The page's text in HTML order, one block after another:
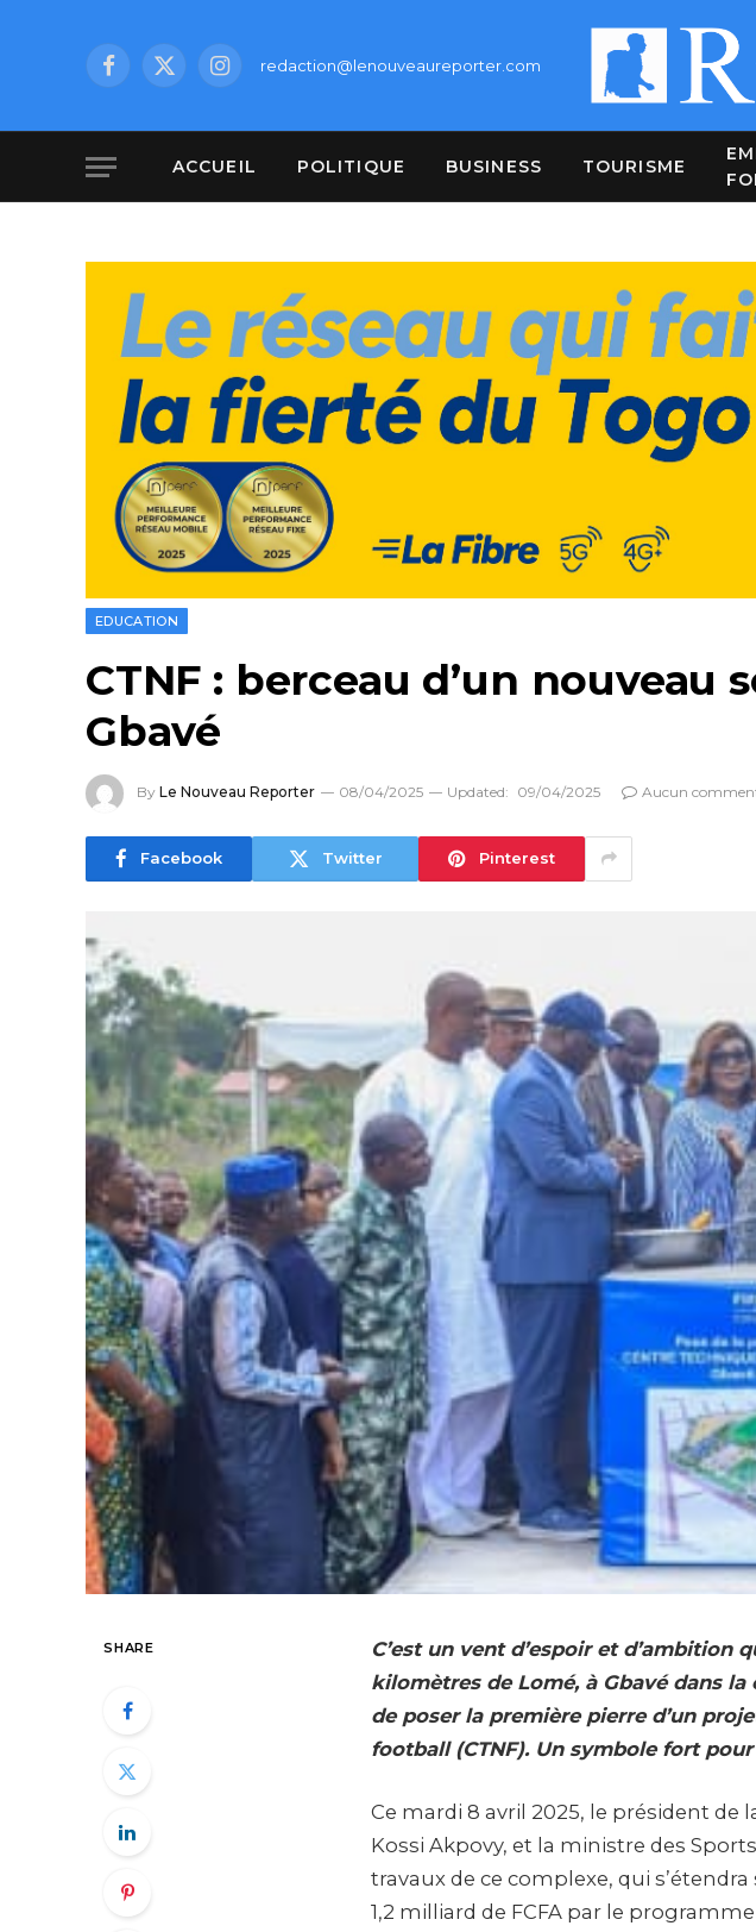
Facebook
X
Instagramredaction@lenouveaureporter.com
ACCUEIL POLITIQUE BUSINESS TOURISME
EDUCATION
CTNF : berceau d’un
Gbavé
By Le Nouveau Reporter 08/04/2025 Updated: 09/04/2025 Aucun
Facebook Twitter Pinterest
SHARE
C’est un vent d’espoir et
kilomètres de Lomé, à Gbavé dans
de poser la première pierre d’un
football (CTNF). Un symbole fort
Ce mardi 8 avril 2025, le président de
Kossi Akpovy, et la ministre des
travaux de ce complexe, qui
1,2 milliard de FCFA par le